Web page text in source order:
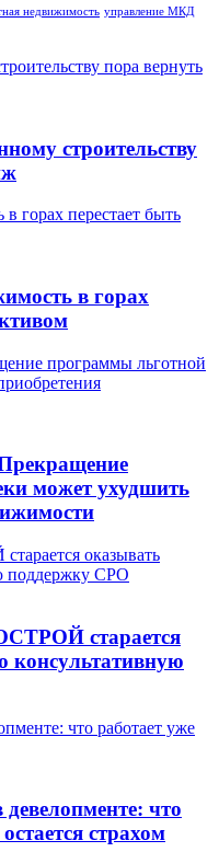
недвижимость управление МКД
пора вернуть
строительству
горах перестает быть
в горах
программы льготной
может ухудшить
оказывать
поддержку СРО
старается
консультативную
что работает уже
что
страхом